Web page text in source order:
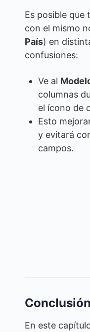
Es posible que
con el mismo
País) en
confusiones:
Ve al
columnas
el ícono de
Esto
y evitará
campos.
Conclusión
En este